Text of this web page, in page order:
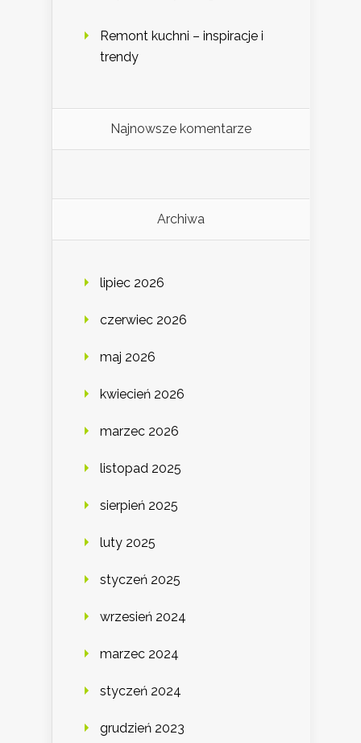
Remont kuchni – inspiracje i
trendy
Najnowsze komentarze
Archiwa
lipiec 2026
czerwiec 2026
maj 2026
kwiecień 2026
marzec 2026
listopad 2025
sierpień 2025
luty 2025
styczeń 2025
wrzesień 2024
marzec 2024
styczeń 2024
grudzień 2023